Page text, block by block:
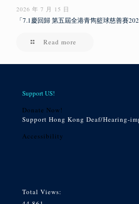
2026 年 7 月 15 日
「7.1慶回歸 第五屆全港青雋籃球慈善賽
Read more
Support US!
Donate Now!
Support Hong Kong Deaf/Hearing-
Accessibility
Total Views: